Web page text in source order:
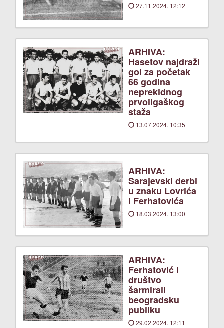
27.11.2024. 12:12
ARHIVA:
Hasetov najdraži
gol za početak
66 godina
neprekidnog
prvoligaškog
staža
13.07.2024. 10:35
ARHIVA:
Sarajevski derbi
u znaku Lovrića
i Ferhatovića
18.03.2024. 13:00
ARHIVA:
Ferhatović i
društvo
šarmirali
beogradsku
publiku
29.02.2024. 12:11